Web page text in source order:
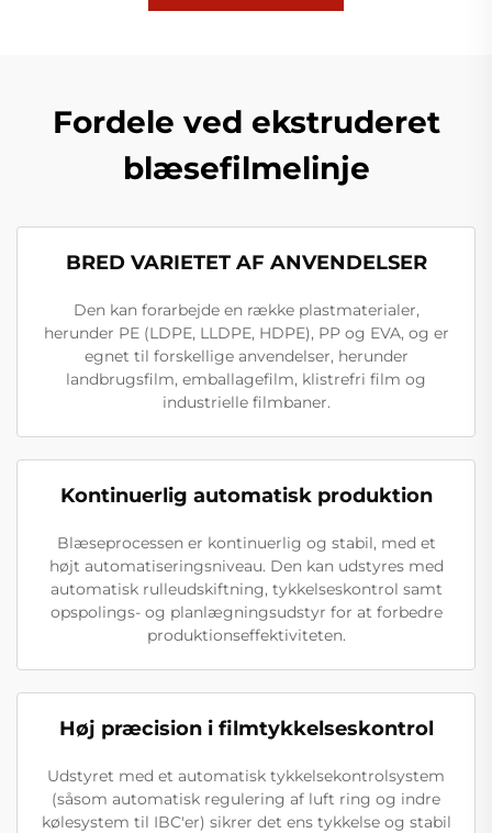
Fordele ved ekstruderet
blæsefilmelinje
BRED VARIETET AF ANVENDELSER
Den kan forarbejde en række plastmaterialer,
herunder PE (LDPE, LLDPE, HDPE), PP og EVA, og er
egnet til forskellige anvendelser, herunder
landbrugsfilm, emballagefilm, klistrefri film og
industrielle filmbaner.
Kontinuerlig automatisk produktion
Blæseprocessen er kontinuerlig og stabil, med et
højt automatiseringsniveau. Den kan udstyres med
automatisk rulleudskiftning, tykkelseskontrol samt
opspolings- og planlægningsudstyr for at forbedre
produktionseffektiviteten.
Høj præcision i filmtykkelseskontrol
Udstyret med et automatisk tykkelsekontrolsystem
(såsom automatisk regulering af luft ring og indre
kølesystem til IBC'er) sikrer det ens tykkelse og stabil